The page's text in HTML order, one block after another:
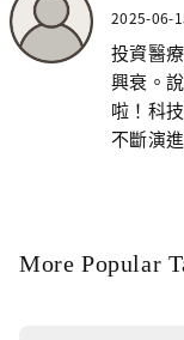
2025-06-
投資醫
興衰。
啦！科
不斷演
More Popular